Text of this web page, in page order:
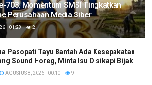
703, Momentum SMSI Tingkatkan
Perusahaan Media Siber
| 01:28 2
Pasopati Tayu Bantah Ada Kesepakatan
Sound Horeg, Minta Isu Disikapi Bijak
AGUSTUS 8, 2026 | 00:10 9